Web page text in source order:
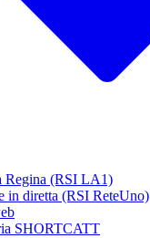
Regina (RSI LA1)
in diretta (RSI ReteUno)
SHORTCATT